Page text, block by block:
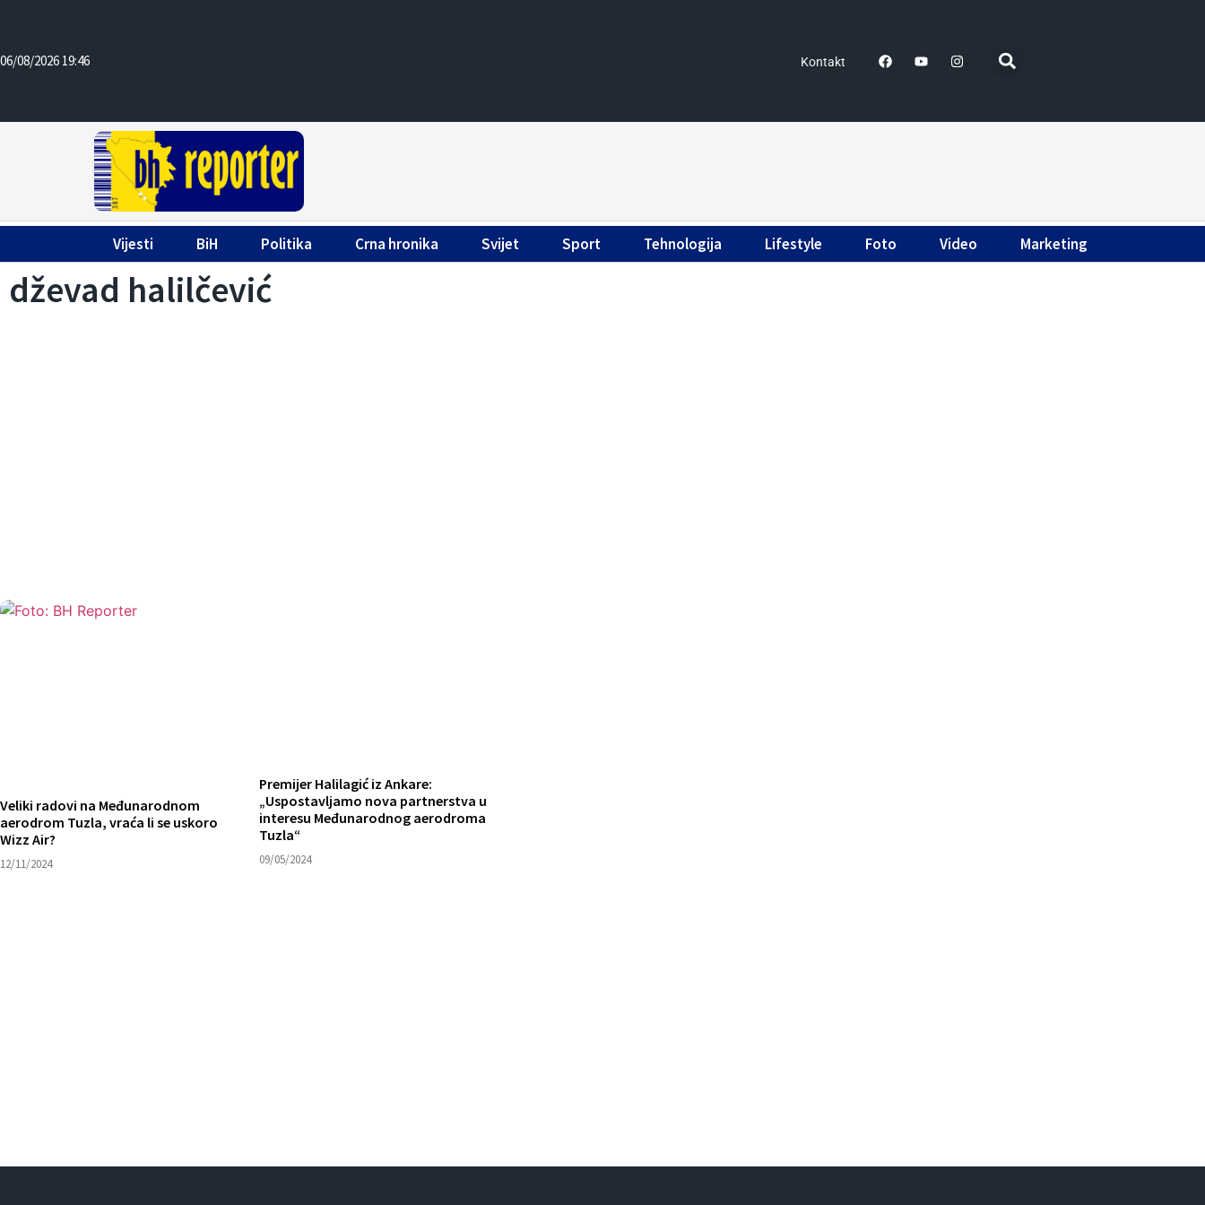
06/08/2026 19:46 Kontakt
Vijesti BiH Politika Crna hronika Svijet Sport Tehnologija Lifestyle Foto Video Marketing
dževad halilčević
Veliki radovi na Međunarodnom
aerodrom Tuzla, vraća li se uskoro
Wizz Air?
12/11/2024
Premijer Halilagić iz Ankare:
„Uspostavljamo nova partnerstva u
interesu Međunarodnog aerodroma
Tuzla“
09/05/2024